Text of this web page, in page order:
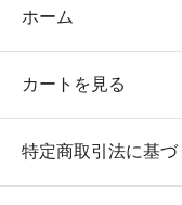
ホーム
カートを見る
特定商取引法に基づ